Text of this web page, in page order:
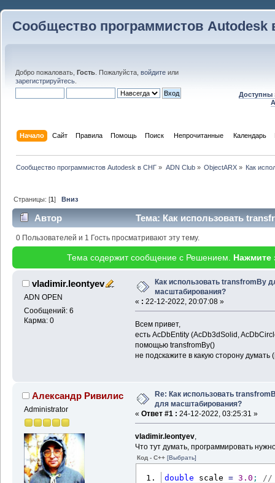
Сообщество программистов Autodesk
Добро пожаловать, Гость . Пожалуйста, войдите или
зарегистрируйтесь
Доступны
Начало Сайт Правила Помощь Поиск Непрочитанные Календарь
Сообщество программистов Autodesk в СНГ » ADN Club» ObjectARX» Как
Страницы: [1]Вниз
Автор
Тема: Как использовать
(Прочитано 23620 раз)
0 Пользователей и 1 Гость просматривают эту тему.
Тема содержит сообщение с Решением. Нажмите
vladimir.leontyev
ADN OPEN
Сообщений: 6
Карма: 0
Как использовать transfromBy
масштабирования?
« : 22-12-2022, 20:07:08 »
Всем привет,
есть AcDbEntity (AcDb3dSolid,
помощью transfromBy()
не подскажите в какую сторону
Александр Ривилис
Administrator
Re: Как использовать
для масштабирования?
« Ответ #1 : 24-12-2022, 03:25:31 »
vladimir.leontyev,
Что тут думать, программировать
Код - C++ [Выбрать]
double scale = 3.0 ;
//